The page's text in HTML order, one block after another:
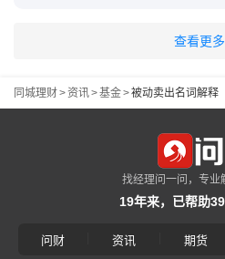
查看更多
同城理财>资讯>基金>被动卖出名词解释
找经理问一问，专业
19年来，已帮助
问财 资讯 期货